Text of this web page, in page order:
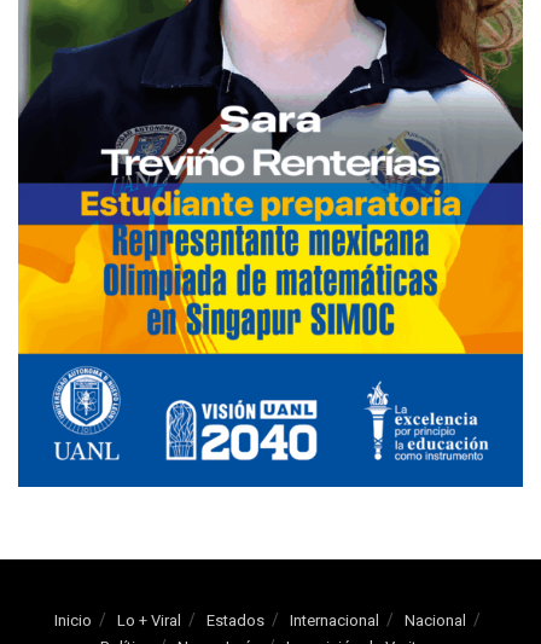
Inicio Lo + Viral Estados Internacional
Nacional